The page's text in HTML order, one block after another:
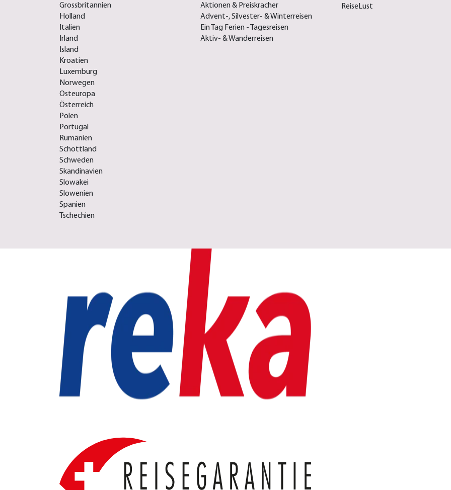
Grossbritannien
Holland
Italien
Irland
Island
Kroatien
Luxemburg
Norwegen
Osteuropa
Österreich
Polen
Portugal
Rumänien
Schottland
Schweden
Skandinavien
Slowakei
Slowenien
Spanien
Tschechien
Aktionen & Preiskracher
Advent-, Silvester- & Winterreisen
Ein Tag Ferien - Tagesreisen
Aktiv- & Wanderreisen
ReiseLust